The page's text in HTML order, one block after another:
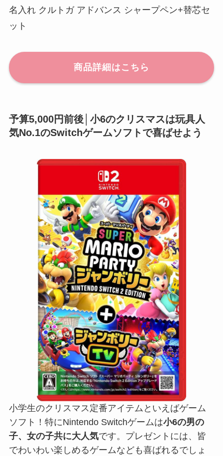
名入れ クルトガ アドバンス シャープペン+替芯セ
ット
商品詳細はこちら
予算5,000円前後│小6のクリスマスは玩具人
気No.1のSwitchゲームソフトで喜ばせよう
小学生のクリスマス定番アイテムといえばゲーム
ソフト！特にNintendo Switchゲームは小6の男の
子、女の子共に大人気です。プレゼントには、皆
でわいわい楽しめるゲームなども喜ばれるでしょ